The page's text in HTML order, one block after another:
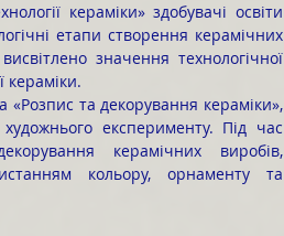
етапи створення керамічних
значення технологічної
кераміки.
експерименту. Під час
керамічних виробів,
кольору, орнаменту та